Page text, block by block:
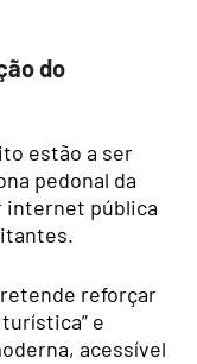
do
estão a ser
pedonal da
internet pública
reforçar
e
acessível